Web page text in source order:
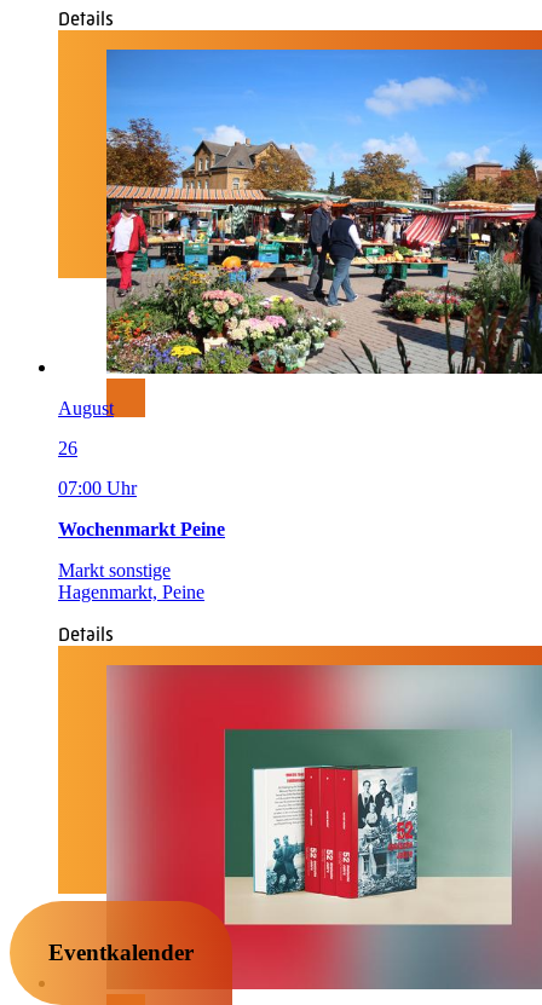
Eventkalender
Details
August
26
07:00 Uhr
Wochenmarkt Peine
Markt sonstige
Hagenmarkt, Peine
Details